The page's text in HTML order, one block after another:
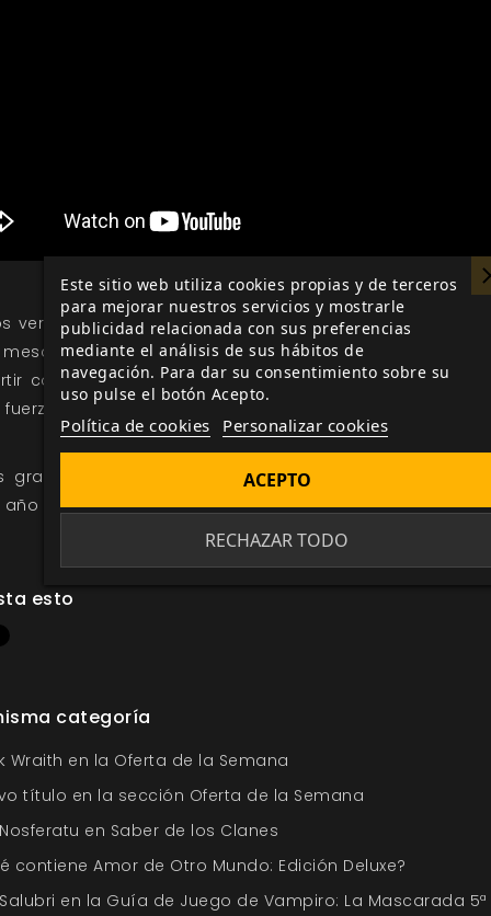
ver caras conocidas e hicimos nuevos amigos. Los
las conversaciones durante toda la jornada,
con cada uno de los asistentes un día como este,
para seguir trabajando y disfrutando con los
gracias por formar parte deNosolorol Ediciones
año que viene con mucho más rol.
esto
categoría
Wraith en la Oferta de la Semana
título en la sección Oferta de la Semana
en Saber de los Clanes
contiene Amor de Otro Mundo: Edición Deluxe?
en la Guía de Juego de Vampiro: La Mascarada 5ª
Este sitio web utiliza cookies propias y de terceros
para mejorar nuestros servicios y mostrarle
publicidad relacionada con sus preferencias
mediante el análisis de sus hábitos de
navegación. Para dar su consentimiento sobre su
uso pulse el botón Acepto.
Política de cookies Personalizar cookies
RECHAZAR TODO
ACEPTO